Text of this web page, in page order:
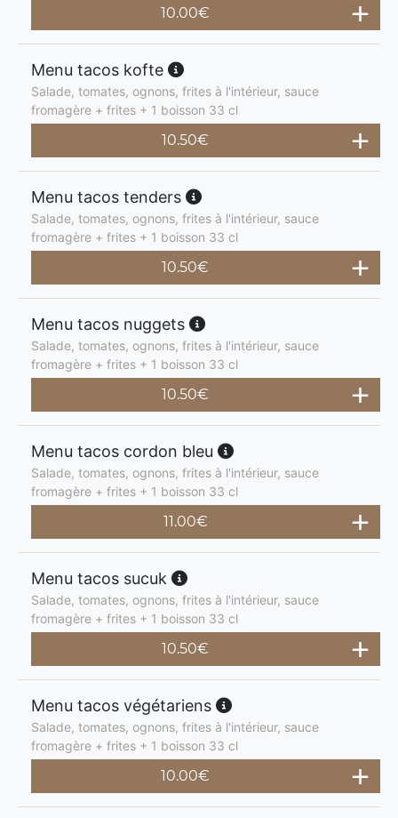
10.00€
Menu tacos kofte
Salade, tomates, ognons, frites à l'intérieur, sauce
fromagère + frites + 1 boisson 33 cl
10.50€
Menu tacos tenders
Salade, tomates, ognons, frites à l'intérieur, sauce
fromagère + frites + 1 boisson 33 cl
10.50€
Menu tacos nuggets
Salade, tomates, ognons, frites à l'intérieur, sauce
fromagère + frites + 1 boisson 33 cl
10.50€
Menu tacos cordon bleu
Salade, tomates, ognons, frites à l'intérieur, sauce
fromagère + frites + 1 boisson 33 cl
11.00€
Menu tacos sucuk
Salade, tomates, ognons, frites à l'intérieur, sauce
fromagère + frites + 1 boisson 33 cl
10.50€
Menu tacos végétariens
Salade, tomates, ognons, frites à l'intérieur, sauce
fromagère + frites + 1 boisson 33 cl
10.00€